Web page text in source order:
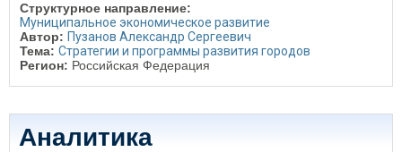
Структурное направление:
Муниципальное экономическое развитие
Автор: Пузанов Александр Сергеевич
Тема: Стратегии и программы развития городов
Регион: Российская Федерация
Аналитика